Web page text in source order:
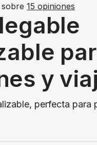
sobre15 opiniones
y
perfecta para